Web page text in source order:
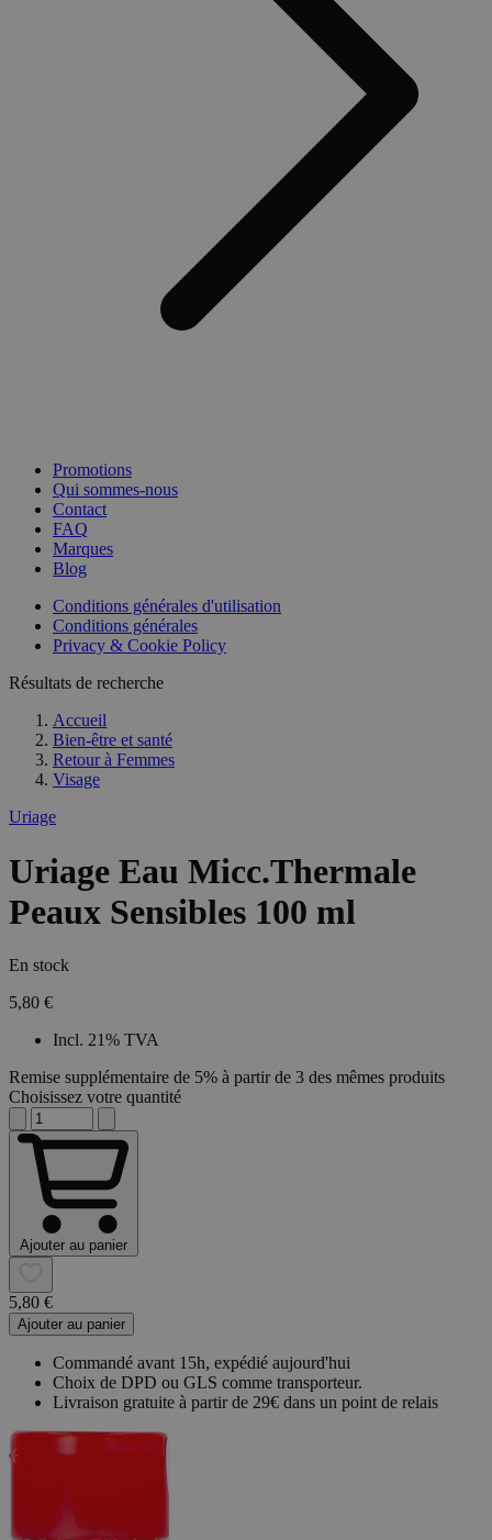
Promotions
Qui sommes-nous
Contact
FAQ
Marques
Blog
Conditions générales d'utilisation
Conditions générales
Privacy & Cookie Policy
Résultats de recherche
Accueil
Bien-être et santé
Retour à Femmes
Visage
Uriage
Uriage Eau Micc.Thermale
Peaux Sensibles 100 ml
En stock
5,80 €
Incl. 21% TVA
Remise supplémentaire de 5% à partir de 3 des mêmes produits
Choisissez votre quantité
Ajouter au panier
5,80 €
Ajouter au panier
Commandé avant 15h, expédié aujourd'hui
Choix de DPD ou GLS comme transporteur.
Livraison gratuite à partir de 29€ dans un point de relais